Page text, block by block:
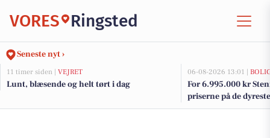
VORES Ringsted
Seneste nyt ›
11 timer siden | VEJRET
Lunt, blæsende og helt tørt i dag
06-08-2026 13:01 |
For 6.995.000 kr
priserne på de
Ringsted